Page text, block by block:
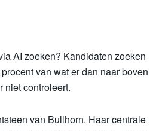
AI zoeken? Kandidaten zoeken
van wat er dan naar boven
niet controleert.
van Bullhorn. Haar centrale